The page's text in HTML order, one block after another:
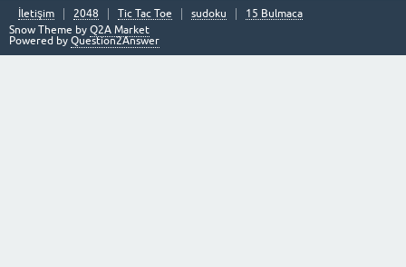
İletişim 2048 Tic Tac Toe sudoku
15 Bulmaca
Snow Theme by Q2A Market
Powered by Question2Answer